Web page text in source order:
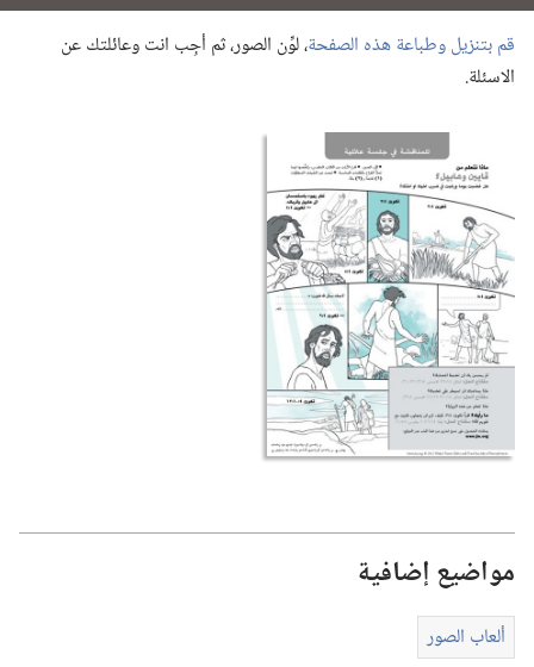
قم بتنزيل وطباعة هذه الصفحة‏،‏ لوِّن الصور،‏ ثم أجِب انت وعائلتك عن
الاسئلة.‏
مواضيع إضافية
ألعاب الصور